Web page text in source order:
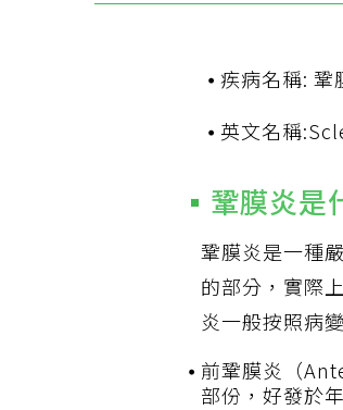
疾病名稱: 鞏
英文名稱
鞏膜炎是
鞏膜炎是一種
的部分，實際
炎一般按照病
前鞏膜炎（
部份，好發於